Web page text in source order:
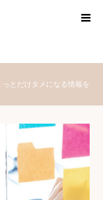
とだけタメになる情報を